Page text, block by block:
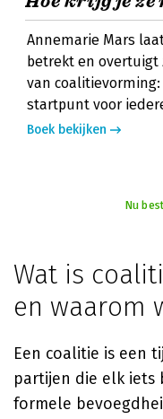
Annemarie Mars
betrekt en overtuigt
van coalitievorming:
startpunt voor
Boek bekijken
Nu
Wat is
en waarom
Een coalitie is een
partijen die elk iets
formele